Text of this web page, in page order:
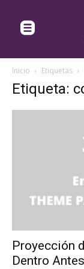
Inicio Etiquetas
Etiqueta:
Proyección
Dentro